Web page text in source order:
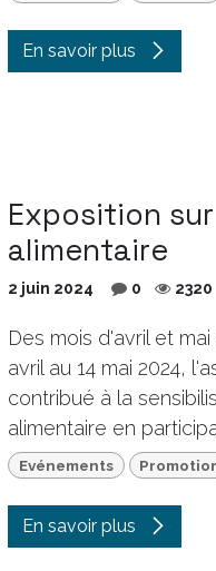
En savoir plus
Exposition
alimentaire
2 juin 2024 0 2320
Des mois d'avril et
avril au 14 mai 2024,
contribué à la
alimentaire en
Evénements
En savoir plus